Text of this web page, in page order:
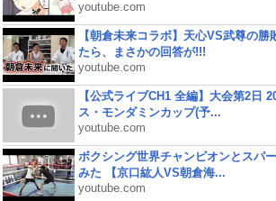
youtube.com
【朝倉未来コラボ】天心VS武尊の勝
たら、まさかの回答が!!!
youtube.com
【公式ライブCH1 全編】大会第2日
ス・モンダミンカップ(予...
youtube.com
ボクシング世界チャンピオンとスパ
みた 【京口紘人VS朝倉海...
youtube.com